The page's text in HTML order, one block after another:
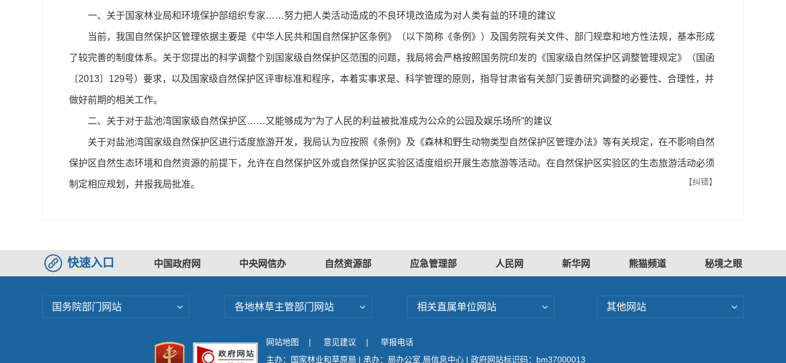
一、关于国家林业局和环境保护部组织专家……努力把人类活动造成的不良环境改造成为对人类有益的环境的建议
当前，我国自然保护区管理依据主要是《中华人民共和国自然保护区条例》（以下简称《条例》）及国务院有关文件、部门规章和地方性法规，基本形成
了较完善的制度体系。关于您提出的科学调整个别国家级自然保护区范围的问题，我局将会严格按照国务院印发的《国家级自然保护区调整管理规定》（国函
〔2013〕129号）要求，以及国家级自然保护区评审标准和程序，本着实事求是、科学管理的原则，指导甘肃省有关部门妥善研究调整的必要性、合理性，并
做好前期的相关工作。
二、关于对于盐池湾国家级自然保护区……又能够成为“为了人民的利益被批准成为公众的公园及娱乐场所”的建议
关于对盐池湾国家级自然保护区进行适度旅游开发，我局认为应按照《条例》及《森林和野生动物类型自然保护区管理办法》等有关规定，在不影响自然
保护区自然生态环境和自然资源的前提下，允许在自然保护区外或自然保护区实验区适度组织开展生态旅游等活动。在自然保护区实验区的生态旅游活动必须
制定相应规划，并报我局批准。 【纠错】
快速入口 中国政府网 中央网信办 自然资源部 应急管理部 人民网 新华网 熊猫频道 秘境之眼
国务院部门网站 各地林草主管部门网站 相关直属单位网站 其他网站
网站地图 | 意见建议 |
举报电话
主办：国家林业和草原局 | 承办：局办公室 局信息中心 | 政府网站标识码：bm37000013